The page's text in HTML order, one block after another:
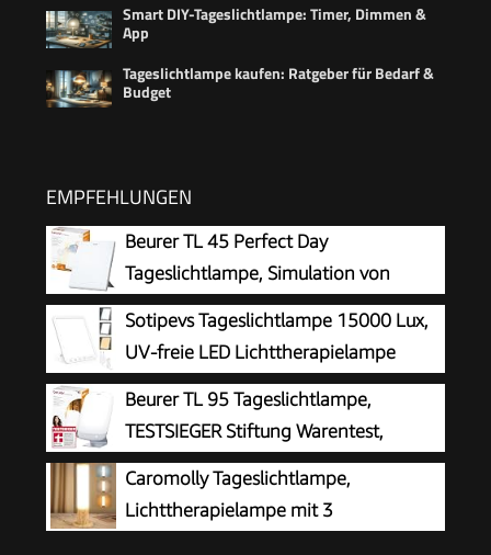
Smart DIY-Tageslichtlampe: Timer, Dimmen &
App
Tageslichtlampe kaufen: Ratgeber für Bedarf &
Budget
EMPFEHLUNGEN
Beurer TL 45 Perfect Day
Tageslichtlampe, Simulation von
Tageslicht, mit 3 Farbtemperaturen für
einen geregelten Tages-Nacht-Rhythmus,
Human Centric Lighting, ideal für den
Arbeitsplatz oder Zuhause
Sotipevs Tageslichtlampe 15000 Lux,
UV-freie LED Lichttherapielampe
Tageslicht, LED Daylight Lampe,
Touch-Control Sonnenlicht Lampe,
Vollspektrumlampe für Zuhause/Büro
Beurer TL 95 Tageslichtlampe,
TESTSIEGER Stiftung Warentest,
Simulation von Tageslicht, 14000 Lux,
Medizinprodukt, Tageslichtleuchte bei
Lichtmangelerscheinungen, SunLike® LED-
Caromolly Tageslichtlampe,
Lichttherapielampe mit 3